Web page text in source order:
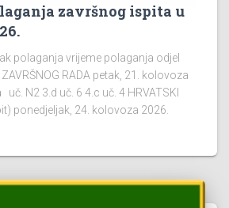
završnog ispita u
polaganja vrijeme polaganja odjel
RADA petak, 21. kolovoza
N2 3.d uč. 6 4.c uč. 4 HRVATSKI
ponedjeljak, 24. kolovoza 2026.